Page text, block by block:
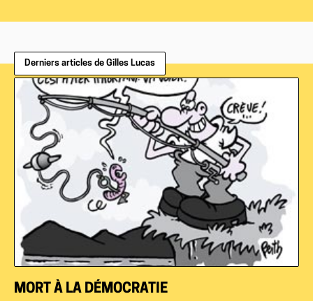
Derniers articles de Gilles Lucas
MORT À LA DÉMOCRATIE